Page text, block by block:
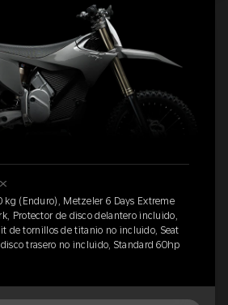
kg (Enduro), Metzeler 6 Days Extreme
Protector de disco delantero incluido,
de tornillos de titanio no incluido, Seat
trasero no incluido, Standard 60hp